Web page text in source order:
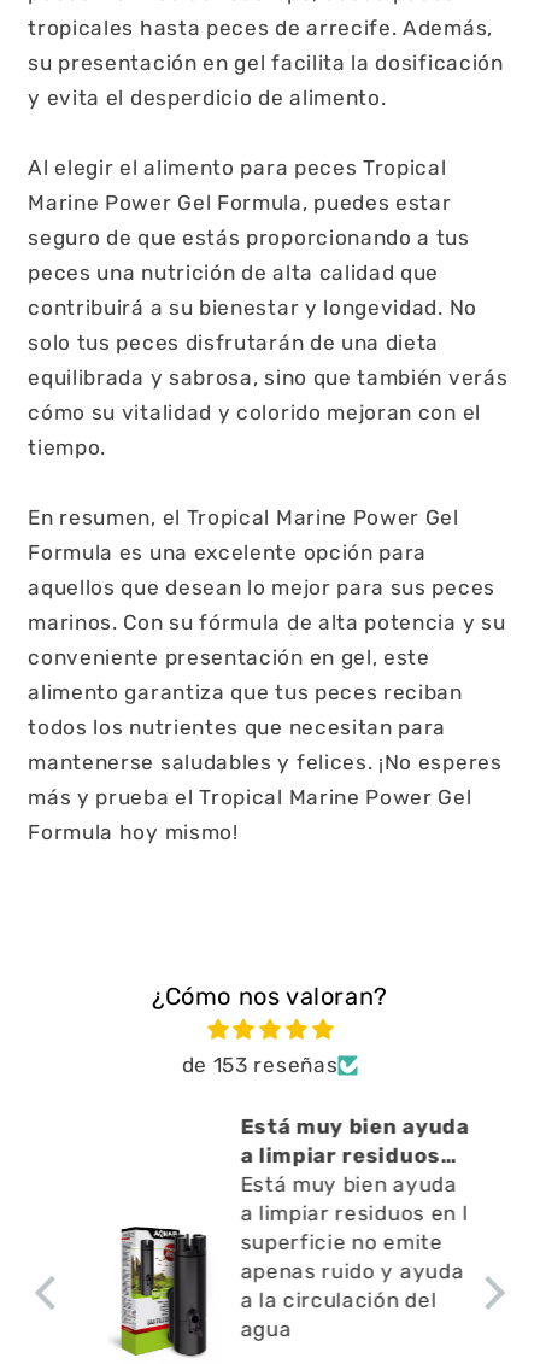
tropicales hasta peces de arrecife. Además,
su presentación en gel facilita la dosificación
y evita el desperdicio de alimento.
Al elegir el alimento para peces Tropical
Marine Power Gel Formula, puedes estar
seguro de que estás proporcionando a tus
peces una nutrición de alta calidad que
contribuirá a su bienestar y longevidad. No
solo tus peces disfrutarán de una dieta
equilibrada y sabrosa, sino que también verás
cómo su vitalidad y colorido mejoran con el
tiempo.
En resumen, el Tropical Marine Power Gel
Formula es una excelente opción para
aquellos que desean lo mejor para sus peces
marinos. Con su fórmula de alta potencia y su
conveniente presentación en gel, este
alimento garantiza que tus peces reciban
todos los nutrientes que necesitan para
mantenerse saludables y felices. ¡No esperes
más y prueba el Tropical Marine Power Gel
Formula hoy mismo!
¿Cómo nos valoran?
de 153 reseñas
Está muy bien ayuda
a limpiar residuos
en l
Está muy bien ayuda
a limpiar residuos en l
superficie no emite
apenas ruido y ayuda
a la circulación del
agua